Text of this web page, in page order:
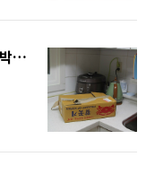
이마트 꽃게 vs 홈플러스 꽃게, 활 꽃게 1박스 24,000원에 사서 먹어보니